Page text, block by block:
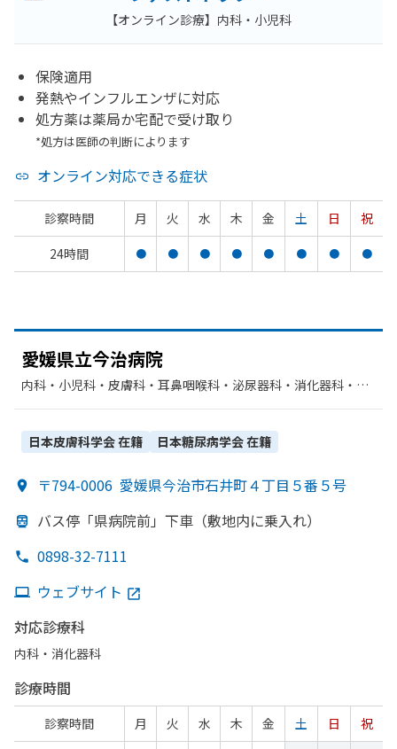
【オンライン診療】内科・小児科
保険適用
発熱やインフルエンザに対応
処方薬は薬局か宅配で受け取り
*処方は医師の判断によります
オンライン対応できる症状
診察時間 月 火 水 木 金 土 日
祝
24時間
● ● ● ● ● ● ● ●
愛媛県立今治病院
内科・​小児科・​皮膚科・​耳鼻咽喉科・​泌尿器科・​消化器科・​呼
放射線科・​麻酔科・​血液内科・​神経内科・​循環器科・​心臓血管
日本皮膚科学会在籍 日本糖尿病学会在籍
〒794-0006 愛媛県今治市石井町４丁目５番５号
バス停 「県病院前」 下車 （敷地内に乗入れ）
0898-32-7111
ウェブサイト
対応診療科
内科・​消化器科
診療時間
診察時間 月 火 水 木 金 土 日
祝